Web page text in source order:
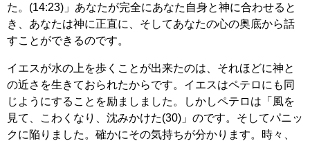
た。(14:23)」あなたが完全にあなた自身と神に合わせると
き、あなたは神に正直に、そしてあなたの心の奥底から話
すことができるのです。
イエスが水の上を歩くことが出来たのは、それほどに神と
の近さを生きておられたからです。イエスはペテロにも同
じようにすることを励ましました。しかしペテロは「風を
見て、こわくなり、沈みかけた(30)」のです。そしてパニッ
クに陥りました。確かにその気持ちが分かります。時々、